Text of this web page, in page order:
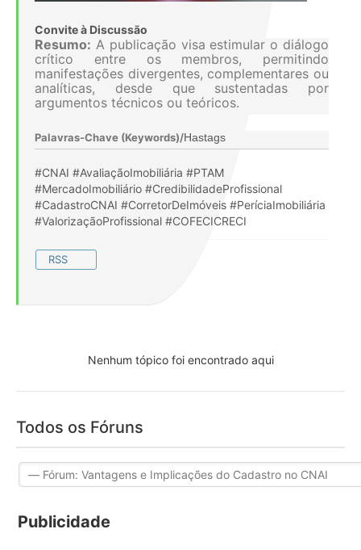
Convite à Discussão
Resumo: A publicação visa estimular o diálogo
crítico entre os membros, permitindo
manifestações divergentes, complementares ou
analíticas, desde que sustentadas por
argumentos técnicos ou teóricos.
Palavras-Chave (Keywords)/Hastags
#CNAI #AvaliaçãoImobiliária #PTAM
#MercadoImobiliário #CredibilidadeProfissional
#CadastroCNAI #CorretorDeImóveis #PeríciaImobiliária
#ValorizaçãoProfissional #COFECICRECI
RSS
Nenhum tópico foi encontrado aqui
Todos os Fóruns
Publicidade